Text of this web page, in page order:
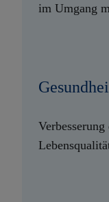
im Umgang